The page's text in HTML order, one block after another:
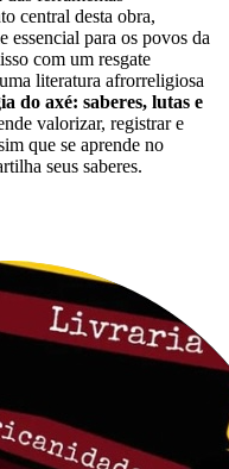
central desta obra,
essencial para os povos da
com um resgate
literatura afrorreligiosa
do axé: saberes, lutas e
valorizar, registrar e
que se aprende no
seus saberes.